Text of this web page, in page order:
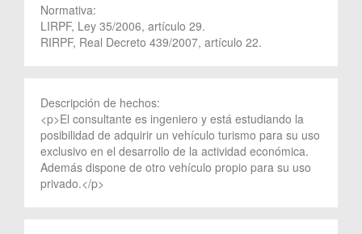
Normativa:
LIRPF, Ley 35/2006, artículo 29.
RIRPF, Real Decreto 439/2007, artículo 22.
Descripción de hechos:
<p>El consultante es ingeniero y está estudiando la
posibilidad de adquirir un vehículo turismo para su uso
exclusivo en el desarrollo de la actividad económica.
Además dispone de otro vehículo propio para su uso
privado.</p>